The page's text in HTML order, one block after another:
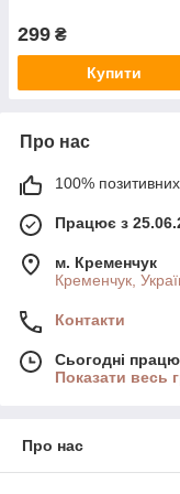
299 ₴
Купити
Про нас
100% позитивних
Працює з
м. Кременчук
Кременчук,
Контакти
Сьогодні
Показати весь
Про нас